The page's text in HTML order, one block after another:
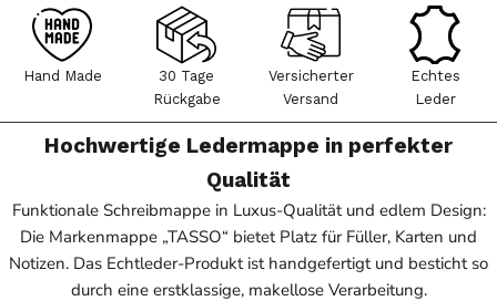
Hand Made
30 Tage
Rückgabe
Versicherter
Versand
Echtes
Leder
Hochwertige Ledermappe in perfekter
Qualität
Funktionale Schreibmappe in Luxus-Qualität und edlem Design:
Die Markenmappe „TASSO“ bietet Platz für Füller, Karten und
Notizen. Das Echtleder-Produkt ist handgefertigt und besticht so
durch eine erstklassige, makellose Verarbeitung.